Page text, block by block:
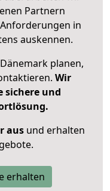
Partnern
in
auskennen.
planen,
Wir
sichere und
ausund erhalten
erhalten